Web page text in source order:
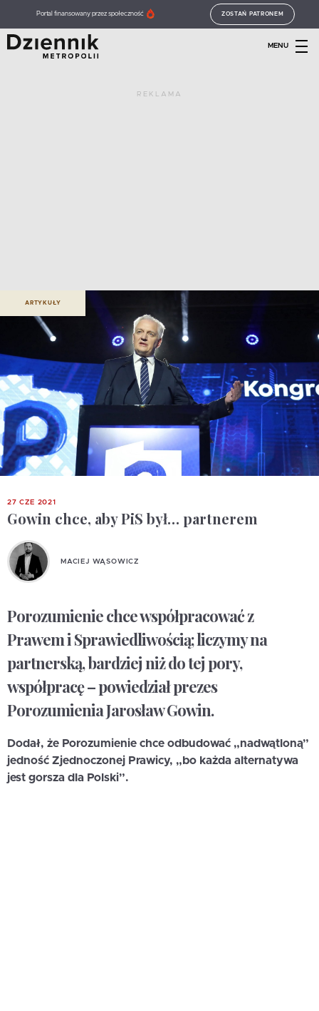
Portal finansowany przez społeczność ZOSTAŃ PATRONEM
MENU
REKLAMA
ARTYKUŁY
27 CZE 2021
Gowin chce, aby PiS był… partnerem
MACIEJ WĄSOWICZ
Porozumienie chce współpracować z
Prawem i Sprawiedliwością; liczymy na
partnerską, bardziej niż do tej pory,
współpracę – powiedział prezes
Porozumienia Jarosław Gowin.
Dodał, że Porozumienie chce odbudować „nadwątloną”
jedność Zjednoczonej Prawicy, „bo każda alternatywa
jest gorsza dla Polski”.